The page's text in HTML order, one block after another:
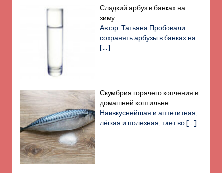
Сладкий арбуз в банках на
зиму
Автор: Татьяна Пробовали
сохранять арбузы в банках на
[…]
Скумбрия горячего копчения в
домашней коптильне
Наивкуснейшая и аппетитная,
лёгкая и полезная, тает во[…]